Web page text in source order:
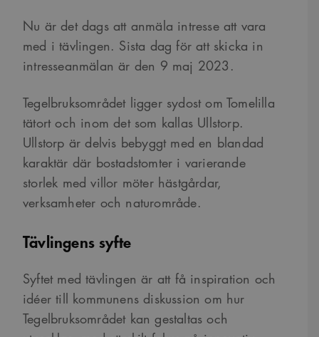
Nu är det dags att anmäla intresse att vara
med i tävlingen. Sista dag för att skicka in
intresseanmälan är den 9 maj 2023.
Tegelbruksområdet ligger sydost om Tomelilla
tätort och inom det som kallas Ullstorp.
Ullstorp är delvis bebyggt med en blandad
karaktär där bostadstomter i varierande
storlek med villor möter hästgårdar,
verksamheter och naturområde.
Tävlingens syfte
Syftet med tävlingen är att få inspiration och
idéer till kommunens diskussion om hur
Tegelbruksområdet kan gestaltas och